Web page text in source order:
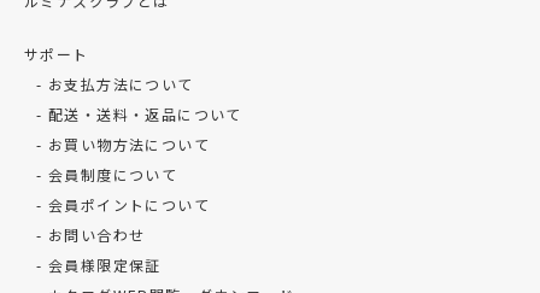
サポート
お支払方法について
配送・送料・返品について
お買い物方法について
会員制度について
会員ポイントについて
お問い合わせ
会員様限定保証